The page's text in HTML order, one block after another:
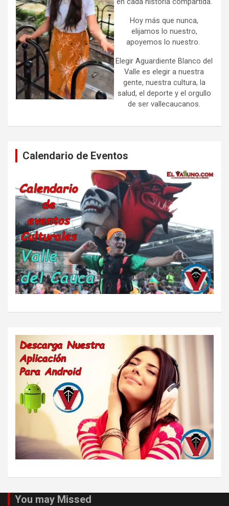
Hoy más que nunca,
elijamos lo nuestro,
apoyemos lo nuestro.
Elegir Aguardiente Blanco del
Valle es elegir a nuestra
gente, nuestra cultura, la
salud, el deporte y el orgullo
de ser vallecaucanos.
Calendario de Eventos
You may Missed